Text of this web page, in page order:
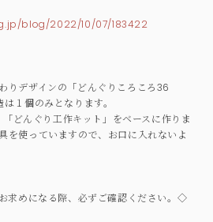
blog/2022/10/07/183422
りデザインの「どんぐりころころ36
１個のみとなります。
どんぐり工作キット」をベースに作りま
を使っていますので、お口に入れないよ
求めになる際、必ずご確認ください。◇